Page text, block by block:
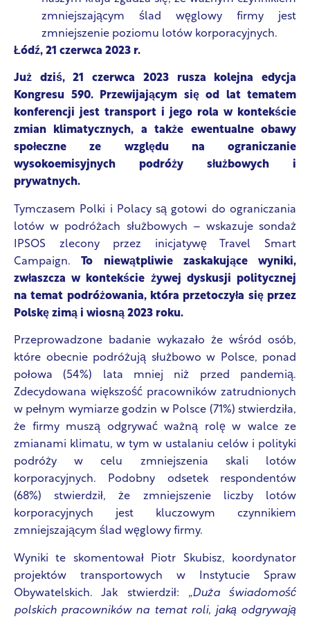
zmniejszającym ślad węglowy firmy jest
zmniejszenie poziomu lotów korporacyjnych.
Łódź, 21 czerwca 2023 r.
Już dziś, 21 czerwca 2023 rusza kolejna edycja
Kongresu 590. Przewijającym się od lat tematem
konferencji jest transport i jego rola w kontekście
zmian klimatycznych, a także ewentualne obawy
społeczne ze względu na ograniczanie
wysokoemisyjnych podróży służbowych i
prywatnych.
Tymczasem Polki i Polacy są gotowi do ograniczania
lotów w podróżach służbowych – wskazuje sondaż
IPSOS zlecony przez inicjatywę Travel Smart
Campaign.To niewątpliwie zaskakujące wyniki,
zwłaszcza w kontekście żywej dyskusji politycznej
na temat podróżowania, która przetoczyła się przez
Polskę zimą i wiosną 2023 roku.
Przeprowadzone badanie wykazało że wśród osób,
które obecnie podróżują służbowo w Polsce, ponad
połowa (54%) lata mniej niż przed pandemią.
Zdecydowana większość pracowników zatrudnionych
w pełnym wymiarze godzin w Polsce (71%) stwierdziła,
że firmy muszą odgrywać ważną rolę w walce ze
zmianami klimatu, w tym w ustalaniu celów i polityki
podróży w celu zmniejszenia skali lotów
korporacyjnych. Podobny odsetek respondentów
(68%) stwierdził, że zmniejszenie liczby lotów
korporacyjnych jest kluczowym czynnikiem
zmniejszającym ślad węglowy firmy.
Wyniki te skomentował Piotr Skubisz, koordynator
projektów transportowych w Instytucie Spraw
Obywatelskich. Jak stwierdził: „Duża świadomość
polskich pracowników na temat roli, jaką odgrywają